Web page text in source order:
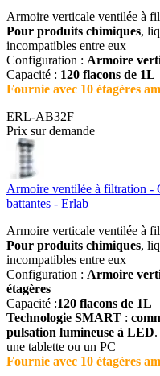
Armoire verticale ventilée à
Pour produits chimiques,
incompatibles entre eux
Configuration : Armoire
Capacité : 120 flacons de 1L
Fournie avec 10 étagères
ERL-AB32F
Prix sur demande
Armoire ventilée à filtration -
battantes - Erlab
Armoire verticale ventilée à
Pour produits chimiques,
incompatibles entre eux
Configuration : Armoire
étagères
Capacité :120 flacons de 1L
Technologie SMART :
pulsation lumineuse à LED
une tablette ou un PC
Fournie avec 10 étagères